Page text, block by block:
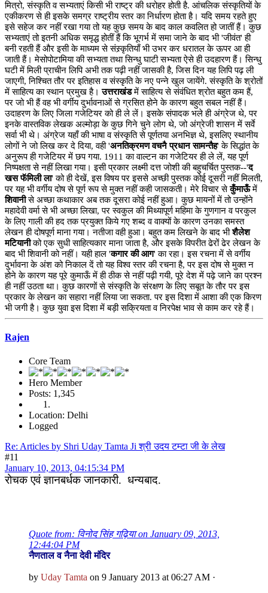
मित्रो, संस्कृति व सभ्यताएं किसी भी राष्ट्र की धरोहर होती है. आंचलिक संस्कृतियों के
एकीकरण से ही इसके समग्र राष्ट्रीय स्तर का निर्धारण होता है। यदि समय रहते हुए
इसे सहेज कर नहीं रखा गया तो यह कुछ समय के बाद काल कवलित हो जातीं हैं। कुछ
सभ्यताएं तो इतनी अधिक समृद्ध होतीं हैं कि भूगर्भ में समा जाने के बाद भी 'जीवंत' ही
बनी रहती हैं और इसी के माध्यम से संस्र्कृतियाँ भी उभर कर धरातल के ऊपर आ ही
जाती हैं। मेसोपोटामिया की सभ्यता तथा सिन्धु घाटी सभ्यता ऐसे ही उदहारण हैं। सिन्धु
घटी में मिली प्राचीन लिपि अभी तक पढ़ी नहीं जासकी है, जिस दिन यह लिपि पढ़ ली
जाएगी, निश्चित तौर पर इतिहास व संस्कृति के नए पन्ने खुल जायेंगे. संस्कृति के श्रोतों
में साहित्य का स्थान प्रमुख है।उत्तराखंडमें साहित्य से संवंधित श्रोत बहुत कम हैं,
पर जो भी हैं वह भी वर्गीय दुर्भावनाओं से ग्रसित होने के कारण बहुत सबल नहीं हैं।
उदाहरण के लिए जिला गजेटियर को ही ले लें। इसके संपादक भले ही अंग्रेज थे, पर
इनके वास्तविक लेखक अल्मोड़ा के कुछ गिने चुने लोग थे, जो अंग्रेजी शासन में सर्वे
सर्वा भी थे। अंग्रेज यहाँ की भाषा व संस्कृति से पूर्णतया अनभिज्ञ थे, इसलिए स्थानीय
लोगों ने जो लिख कर दे दिया, वही 'अनतिक्रमण वचनै प्रधान सामन्तैह' के सिद्धांत के
अनुरूप ही गजेटियर में छप गया. 1911 का वाल्टन का गजेटियर ही ले लें, यह पूर्ण
निष्पक्षता से नहीं लिखा गया। इसी प्रकार लक्ष्मी दत्त जोशी की बहुचर्चित पुस्तक--'द
खस फॅमिली ला' को ही देखें, इस विषय पर इससे अच्छी पुस्तक कोई दूसरी नहीं मिलती,
पर यह भी वर्गीय दोष से पूर्ण रूप से मुक्त नहीं कही जासकती। मेरे विचार सेकुँमाऊँमें
शिवानीसे अच्छा कथाकार अब तक दूसरा कोई नहीं हुआ। कुछ मायनों में तो उन्होंने
महादेवी वर्मा से भी अच्छा लिखा, पर स्वकुल की मिथ्यापूर्ण महिमा के गुणगान व परकुल
के लिए गाली की हद तक प्रयुक्त किये गए शब्द व वाक्यों के कारण उनका समस्त
लेखन ही दोषपूर्ण माना गया। नतीजा वही हुआ। बहुत कम लिखने के बाद भीशैलेश
मटियानीको एक सुधी साहित्यकार माना जाता है, और इसके विपरीत ढेरों ढेर लेखन के
बाद भी शिवानी को नहीं। यही हाल 'कगार की आग' का रहा। इस रचना में से वर्गीय
दुर्भावना के अंश को निकाल दें तो यह विश्व स्तर की रचना है, पर इस दोष से मुक्त न
होने के कारण यह पूरे कुमाऊँ में ही ठीक से नहीं पढ़ी गयी, पूरे देश में पढ़े जाने का प्रश्न
ही नहीं उठता था। कुछ कारणों से संस्कृति के संरक्षण के लिए सबूत के तौर पर इस
प्रकार के लेखन का सहारा नहीं लिया जा सकता. पर इस दिशा में आशा की एक किरण
भी जगी है। कुछ युवा इस दिशा में बड़ी सक्रियता व निरपेक्ष भाव से काम कर रहे हैं।
Rajen
Core Team
Hero Member
Posts: 1,345
Location: Delhi
Logged
Re: Articles by Shri Uday Tamta Ji श्री उदय टम्टा जी के लेख
#11
January 10, 2013, 04:15:34 PM
रोचक एवं ज्ञानबर्धक जानकारी. धन्यबाद.
Quote from: विनोद सिंह गढ़िया on January 09, 2013,
12:44:04 PM
नैणताल व नैना देवी मंदिर
by Uday Tamta on 9 January 2013 at 06:27 AM ·